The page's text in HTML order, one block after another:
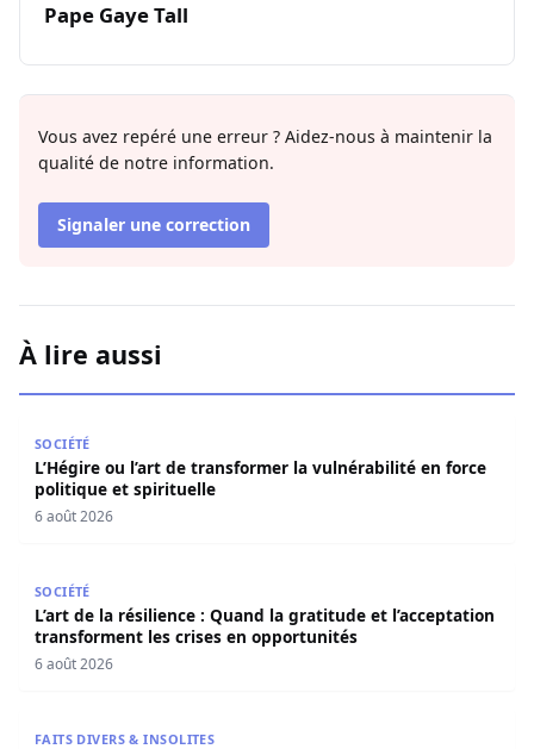
Pape Gaye Tall
Vous avez repéré une erreur ? Aidez-nous à maintenir la
qualité de notre information.
Signaler une correction
À lire aussi
SOCIÉTÉ
L’Hégire ou l’art de transformer la vulnérabilité en force
politique et spirituelle
6 août 2026
SOCIÉTÉ
L’art de la résilience : Quand la gratitude et l’acceptation
transforment les crises en opportunités
6 août 2026
FAITS DIVERS & INSOLITES